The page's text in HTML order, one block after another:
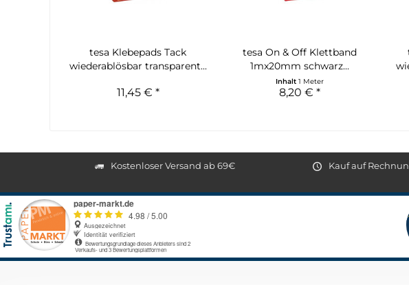
tesa Klebepads Tack
wiederablösbar transparent...
11,45 € *
tesa On & Off Klettband
1mx20mm schwarz...
Inhalt1 Meter
8,20 € *
Kostenloser Versand ab 69€ Kauf auf